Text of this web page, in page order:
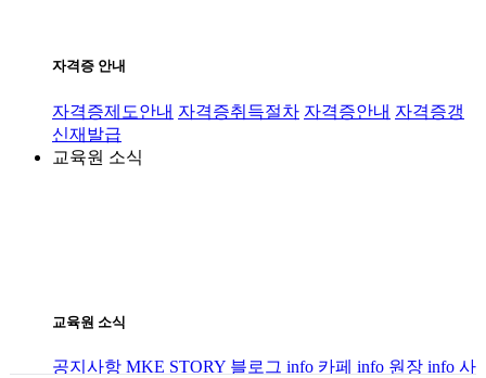
자격증 안내
자격증제도안내 자격증취득절차 자격증안내 자격증갱
신재발급
교육원 소식
교육원 소식
공지사항 MKE STORY 블로그 info 카페 info 원장 info 사